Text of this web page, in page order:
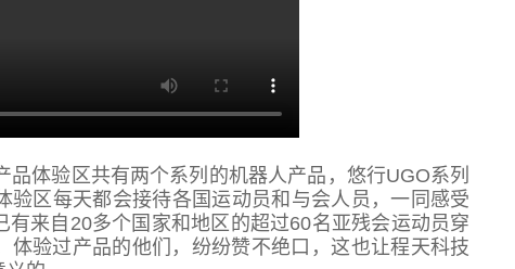
体验区共有两个系列的机器人产品，悠行UGO系列
验区每天都会接待各国运动员和与会人员，一同感受
来自20多个国家和地区的超过60名亚残会运动员穿
体验过产品的他们，纷纷赞不绝口，这也让程天科技